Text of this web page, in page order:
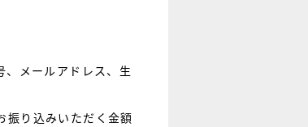
、メールアドレス、生
振り込みいただく金額